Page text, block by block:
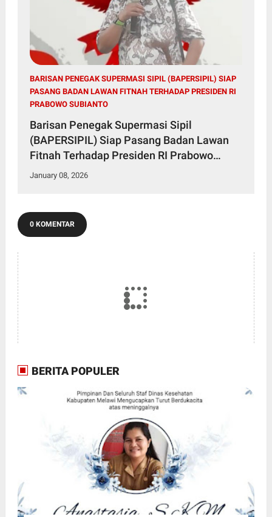
BARISAN PENEGAK SUPERMASI SIPIL (BAPERSIPIL) SIAP
PASANG BADAN LAWAN FITNAH TERHADAP PRESIDEN RI
PRABOWO SUBIANTO
Barisan Penegak Supermasi Sipil
(BAPERSIPIL) Siap Pasang Badan Lawan
Fitnah Terhadap Presiden RI Prabowo
Subianto
January 08, 2026
0 KOMENTAR
BERITA POPULER